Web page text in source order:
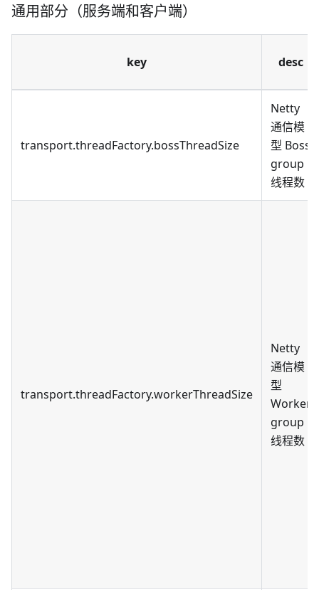
通用部分（服务端和客户端）
key desc
transport.threadFactory.bossThreadSize
Netty
通信模
型 Boss
group
线程数
transport.threadFactory.workerThreadSize
Netty
通信模
型
Worker
group
线程数